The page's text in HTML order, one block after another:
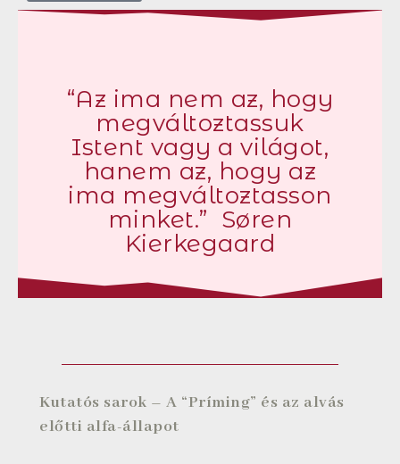
“Az ima nem az, hogy
megváltoztassuk
Istent vagy a világot,
hanem az, hogy az
ima megváltoztasson
minket.” Søren
Kierkegaard
Kutatós sarok – A “Príming” és az alvás
előtti alfa-állapot